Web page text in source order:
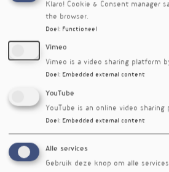
Diversiteit in voeding
verlaagt sterftekans bij
ouderen
Vrouwelijke
(on)vruchtbaarheid
Geen vaststaand gegeven
mediterraan bij psoriasis
gewicht via
Klaro! Cookie & Consent manager
the browser.
Doel : Functioneel
Vimeo
Vimeo is a video sharing platform
Doel : Embedded external content
YouTube
YouTube is an online video
Doel : Embedded external content
Alle services
Gebruik deze knop om alle